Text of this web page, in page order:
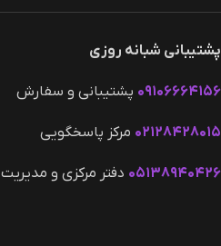
پشتیبانی شبانه روزی
۰۹۱۰۶۶۶۴۱۵۶ پشتیبانی و سفارش
۰۲۱۲۸۴۲۸۰۱۵ مرکز پاسخگویی
۰۵۱۳۸۹۴۰۴۲۶ دفتر مرکزی و مدیریت